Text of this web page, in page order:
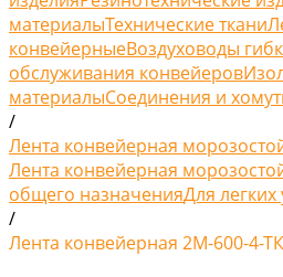
материалыТехнические ткани
конвейерныеВоздуховоды
обслуживания конвейеров
материалыСоединения и
/
Лента конвейерная
Лента конвейерная
общего назначенияДля легких
/
Лента конвейерная 2М-600-4-